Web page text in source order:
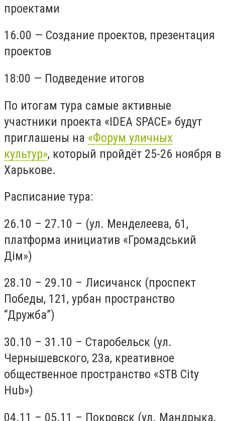
проектами
16.00 — Создание проектов, презентация
проектов
18:00 — Подведение итогов
По итогам тура самые активные
участники проекта «IDEA SPACE» будут
приглашены на «Форум уличных
культур», который пройдёт 25-26 ноября в
Харькове.
Расписание тура:
26.10 – 27.10 – (ул. Менделеева, 61,
платформа инициатив «Громадський
Дім»)
28.10 – 29.10 – Лисичанск (проспект
Победы, 121, урбан пространство
“Дружба”)
30.10 – 31.10 – Старобельск (ул.
Чернышевского, 23а, креативное
общественное пространство «STB City
Hub»)
04.11 – 05.11 – Покровск (ул. Мандрыка,